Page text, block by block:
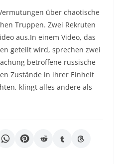
über chaotische
Truppen. Zwei Rekruten
aus.In einem Video, das
geteilt wird, sprechen zwei
betroffene russische
Zustände in ihrer Einheit
klingt alles andere als